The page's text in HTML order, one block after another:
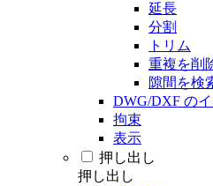
延長
分割
トリム
重複を削
隙間を検
DWG/DXF の
拘束
表示
押し出し
押し出し